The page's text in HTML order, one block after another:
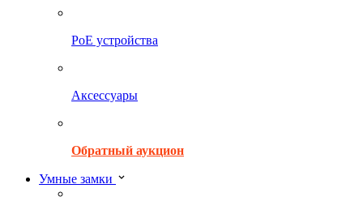
PoE устройства
Аксессуары
Обратный аукцион
Умные замки